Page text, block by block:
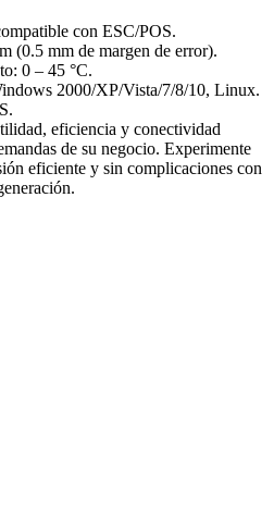
con ESC/POS.
(0.5 mm de margen de error).
0 – 45 °C.
2000/XP/Vista/7/8/10, Linux.
eficiencia y conectividad
de su negocio. Experimente
eficiente y sin complicaciones con